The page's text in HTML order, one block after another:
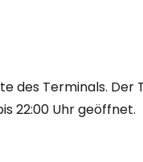
des Terminals.
22:00 Uhr geöffnet.